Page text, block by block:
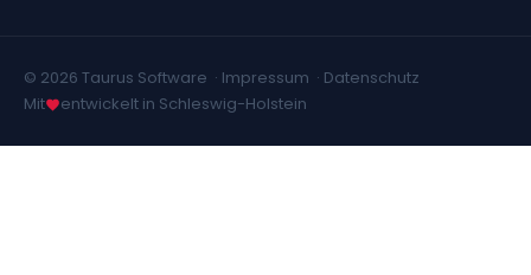
© 2026 Taurus Software · Impressum · Datenschutz
Mit
entwickelt in Schleswig-Holstein